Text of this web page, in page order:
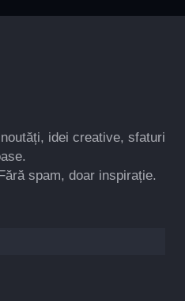
idei creative, sfaturi
spam, doar inspirație.